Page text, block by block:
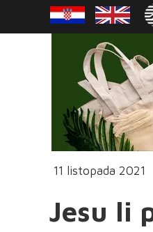
Jesu li
11 listopada 2021